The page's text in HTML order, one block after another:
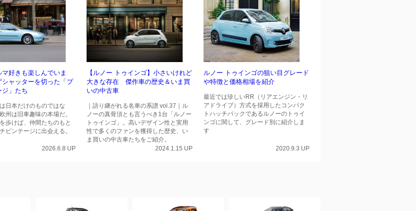
好きも楽しんでいま
シャッターを切った「プ
ジ」たち
日本だけのものではな
州は旧車趣味の本場だ。
歩けば、仲間たちのもと
ビンテージに出会える。
2026.6.8 UP
【ルノー トゥインゴ】小さいけれど
大きな存在 傑作車の歴史＆いま買
いの中古車
｜語り継がれる名車の系譜 vol.37｜ル
ノーの真骨頂とも言うべき1台「ルノー
トゥインゴ」。高いデザイン性と実用
性で多くのファンを獲得した歴史、い
ま買いの中古車たちをご紹介。
2024.1.15 UP
ルノー トゥインゴの狙い目グレード
や特徴と価格相場を紹介
最近では珍しいRR（リアエンジン・リ
アドライブ）方式を採用したコンパク
トハッチバックであるルノーのトゥイ
ンゴに関して、グレード別に紹介しま
す
2020.9.3 UP